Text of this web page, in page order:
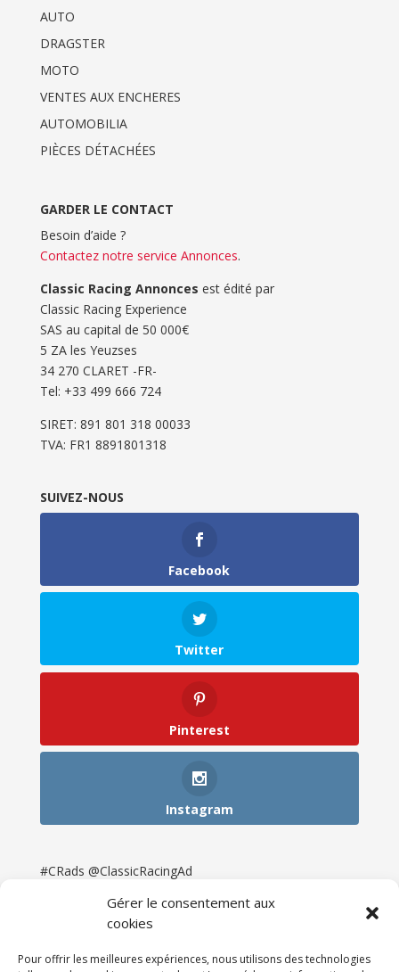
Gérer le consentement aux
cookies
Pour offrir les meilleures expériences, nous utilisons des technologies
AUTO
DRAGSTER
MOTO
VENTES AUX ENCHERES
AUTOMOBILIA
PIÈCES DÉTACHÉES
GARDER LE CONTACT
Besoin d’aide ?
Contactez notre service Annonces.
Classic Racing Annonces est édité par
Classic Racing Experience
SAS au capital de 50 000€
5 ZA les Yeuzses
34 270 CLARET -FR-
Tel: ‭+33 499 666 724‬
SIRET: 891 801 318 00033
TVA: FR1 8891801318
SUIVEZ-NOUS
Facebook
Twitter
Pinterest
Instagram
#CRads @ClassicRacingAd